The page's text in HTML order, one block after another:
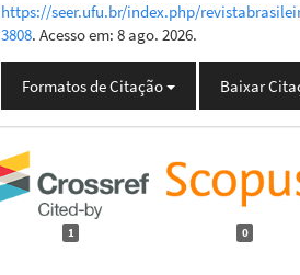
https://seer.ufu.br/index.php/
3808. Acesso em: 8 ago. 2026.
Formatos de Citação Baixar
1 0